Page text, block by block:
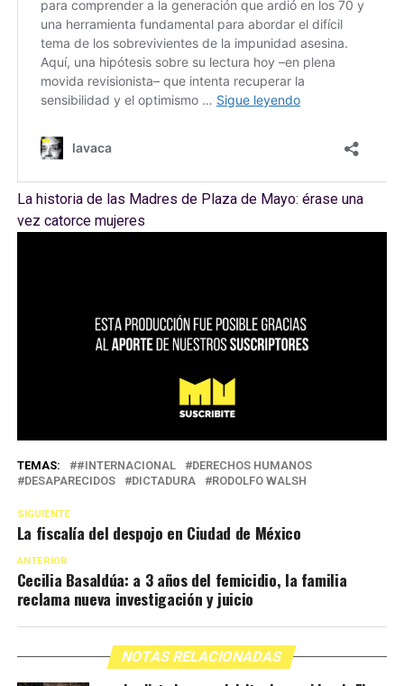
La historia de las Madres de Plaza de Mayo: érase una
vez catorce mujeres
TEMAS: #INTERNACIONAL
DERECHOS HUMANOS
DESAPARECIDOS
DICTADURA RODOLFO WALSH
SIGUIENTE
La fiscalía del despojo en Ciudad de México
ANTERIOR
Cecilia Basaldúa: a 3 años del femicidio, la familia
reclama nueva investigación y juicio
NOTAS RELACIONADAS